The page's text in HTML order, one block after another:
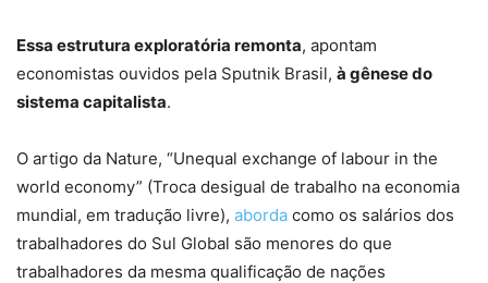
Essa estrutura exploratória remonta, apontam
economistas ouvidos pela Sputnik Brasil, à gênese do
sistema capitalista.
O artigo da Nature, “Unequal exchange of labour in the
world economy” (Troca desigual de trabalho na economia
mundial, em tradução livre), aborda como os salários dos
trabalhadores do Sul Global são menores do que
trabalhadores da mesma qualificação de nações